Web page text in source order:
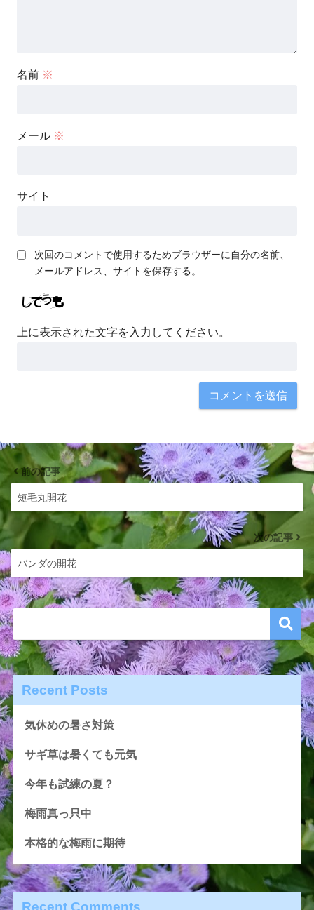
名前 ※
メール ※
サイト
次回のコメントで使用するためブラウザーに自分の名前、
メールアドレス、サイトを保存する。
上に表示された文字を入力してください。
前の記事
短毛丸開花
次の記事
バンダの開花
Recent Posts
気休めの暑さ対策
サギ草は暑くても元気
今年も試練の夏？
梅雨真っ只中
本格的な梅雨に期待
Recent Comments